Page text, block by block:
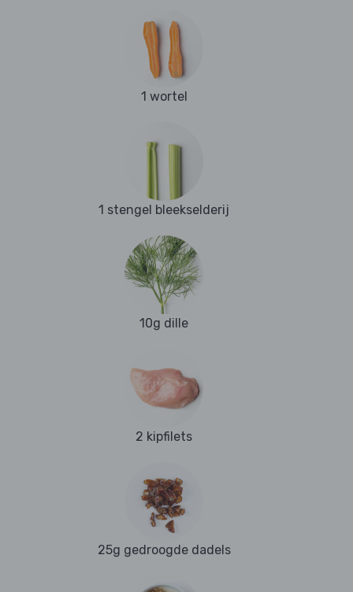
1 wortel
1 stengel bleekselderij
10g dille
2 kipfilets
25g gedroogde dadels